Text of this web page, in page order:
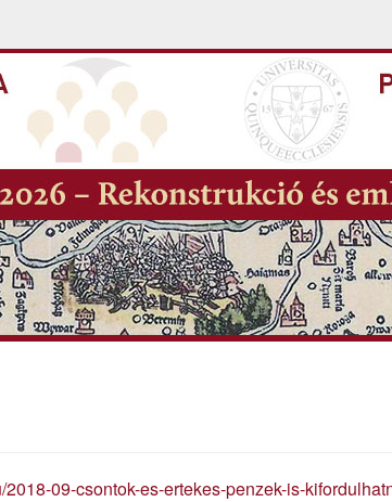
09-csontok-es-ertekes-penzek-is-